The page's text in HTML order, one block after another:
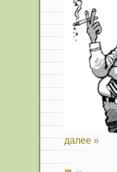
далее »